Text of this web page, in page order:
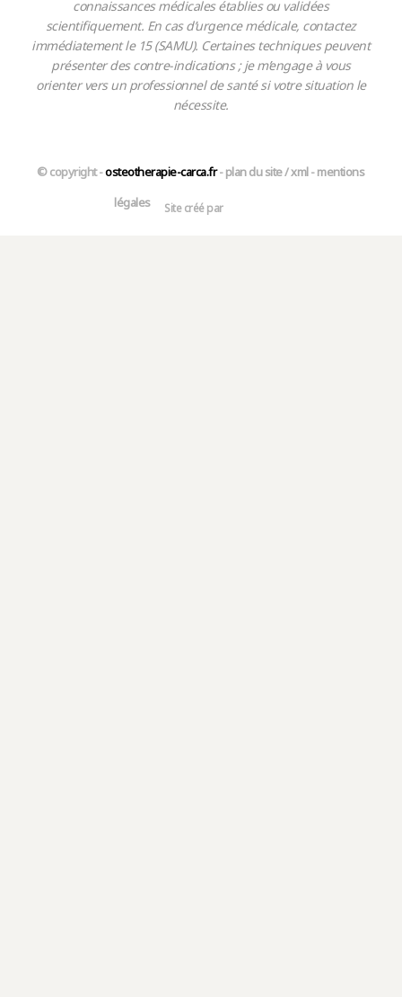
connaissances médicales établies ou validées
scientifiquement. En cas d’urgence médicale, contactez
immédiatement le 15 (SAMU). Certaines techniques peuvent
présenter des contre-indications ; je m’engage à vous
orienter vers un professionnel de santé si votre situation le
nécessite.
© copyright -osteotherapie-carca.fr-plan du site/xml-mentions
légales
Site créé par